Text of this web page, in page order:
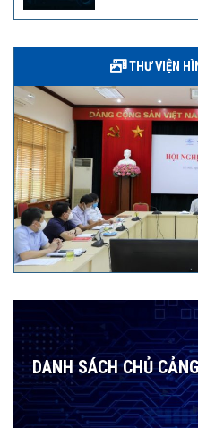
THƯ VIỆN
DANH SÁCH CHỦ